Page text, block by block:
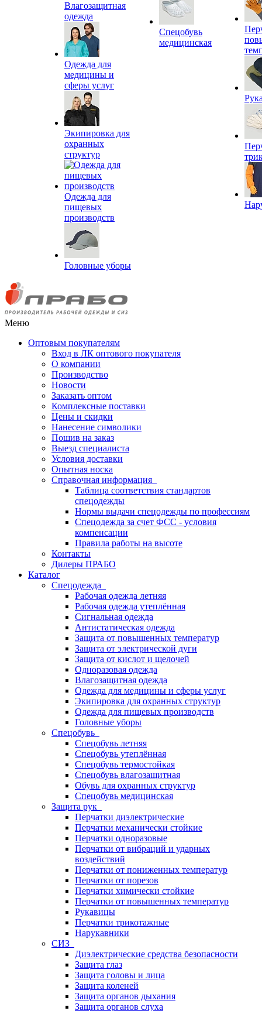
Влагозащитная
одежда
Одежда для
медицины и
сферы услуг
Экипировка для
охранных
структур
Одежда для
пищевых
производств
Головные уборы
Спецобувь
медицинская
Меню
Оптовым покупателям
Вход в ЛК оптового покупателя
О компании
Производство
Новости
Заказать оптом
Комплексные поставки
Цены и скидки
Нанесение символики
Пошив на заказ
Выезд специалиста
Условия доставки
Опытная носка
Справочная информация
Таблица соответствия стандартов
спецодежды
Нормы выдачи спецодежды по профессиям
Спецодежда за счет ФСС - условия
компенсации
Правила работы на высоте
Контакты
Дилеры ПРАБО
Каталог
Спецодежда
Рабочая одежда летняя
Рабочая одежда утеплённая
Сигнальная одежда
Антистатическая одежда
Защита от повышенных температур
Защита от электрической дуги
Защита от кислот и щелочей
Одноразовая одежда
Влагозащитная одежда
Одежда для медицины и сферы услуг
Экипировка для охранных структур
Одежда для пищевых производств
Головные уборы
Спецобувь
Спецобувь летняя
Спецобувь утеплённая
Спецобувь термостойкая
Спецобувь влагозащитная
Обувь для охранных структур
Спецобувь медицинская
Защита рук
Перчатки диэлектрические
Перчатки механически стойкие
Перчатки одноразовые
Перчатки от вибраций и ударных
воздействий
Перчатки от пониженных температур
Перчатки от порезов
Перчатки химически стойкие
Перчатки от повышенных температур
Рукавицы
Перчатки трикотажные
Нарукавники
СИЗ
Диэлектрические средства безопасности
Защита глаз
Защита головы и лица
Защита коленей
Защита органов дыхания
Защита органов слуха